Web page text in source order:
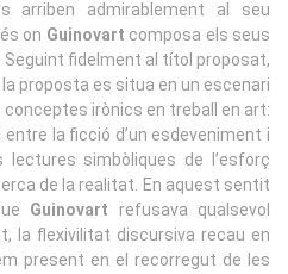
arriben admirablement al seu
on Guinovart composa els seus
fidelment al títol proposat,
proposta es situa en un escenari
irònics en treball en art:
la ficció d’un esdeveniment i
simbòliques de l’esforç
de la realitat. En aquest sentit
Guinovart refusava qualsevol
la flexivilitat discursiva recau en
present en el recorregut de les